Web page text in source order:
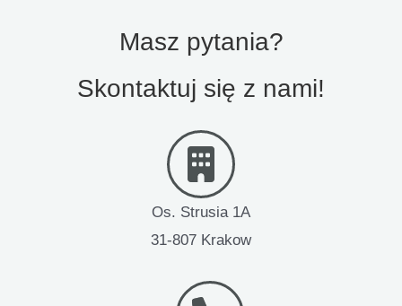
Masz pytania?
Skontaktuj się z nami!
Os. Strusia 1A
31-807 Krakow